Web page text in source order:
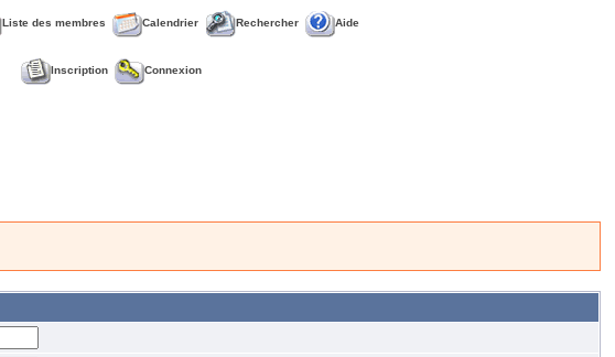
Liste des membres Calendrier Rechercher Aide
Inscription Connexion